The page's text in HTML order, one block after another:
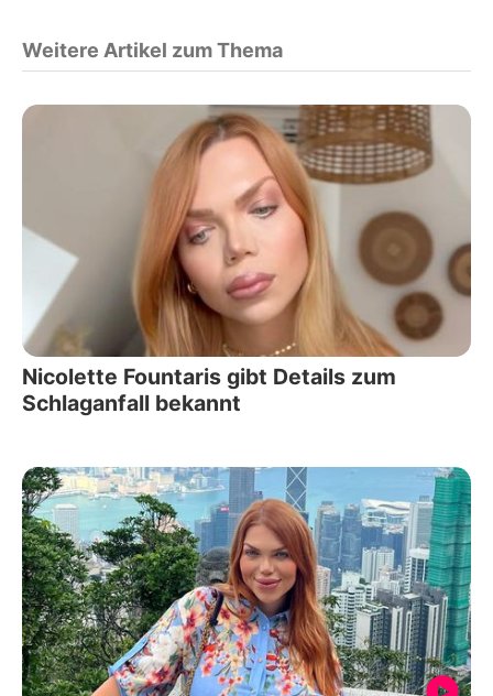
Weitere Artikel zum Thema
Nicolette Fountaris gibt Details zum
Schlaganfall bekannt